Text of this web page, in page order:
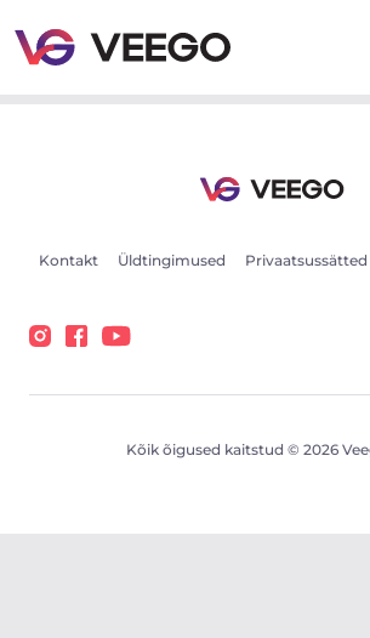
Kontakt Üldtingimused Privaatsussätted
Kõik õigused kaitstud © 2026